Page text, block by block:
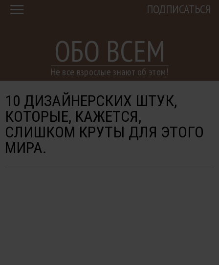
ОБО ВСЕМ
Не все взрослые знают об этом!
ПОДПИСАТЬСЯ
10 ДИЗАЙНЕРСКИХ ШТУК,
КОТОРЫЕ, КАЖЕТСЯ,
СЛИШКОМ КРУТЫ ДЛЯ ЭТОГО
МИРА.